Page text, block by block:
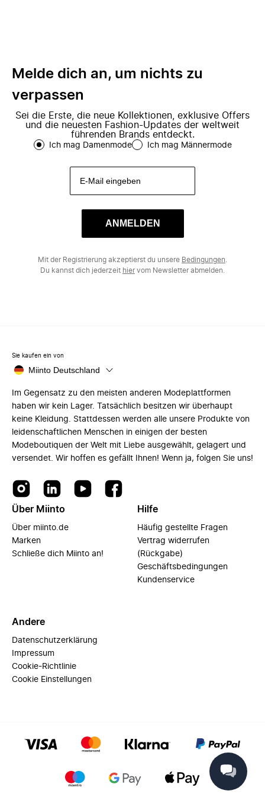
Melde dich an, um nichts zu
verpassen
Sei die Erste, die neue Kollektionen, exklusive Offers
und die neuesten Fashion-Updates der weltweit
führenden Brands entdeckt.
Ich mag Damenmode Ich mag Männermode
ANMELDEN
Mit der Registrierung akzeptierst du unsere Bedingungen
Du kannst dich jederzeit hiervom Newsletter abmelden.
Sie kaufen ein von
Miinto Deutschland
Im Gegensatz zu den meisten anderen Modeplattformen
haben wir kein Lager. Tatsächlich besitzen wir überhaupt
keine Kleidung. Stattdessen werden alle unsere Produkte von
leidenschaftlichen Menschen in einigen der besten
Modeboutiquen der Welt mit Liebe ausgewählt, gelagert und
versendet. Wir hoffen es gefällt Ihnen! Wenn ja, folgen Sie uns!
Über Miinto
Über miinto.de
Marken
Schließe dich Miinto an!
Hilfe
Häufig gestellte Fragen
Vertrag widerrufen
(Rückgabe)
Geschäftsbedingungen
Kundenservice
Andere
Datenschutzerklärung
Impressum
Cookie-Richtlinie
Cookie Einstellungen